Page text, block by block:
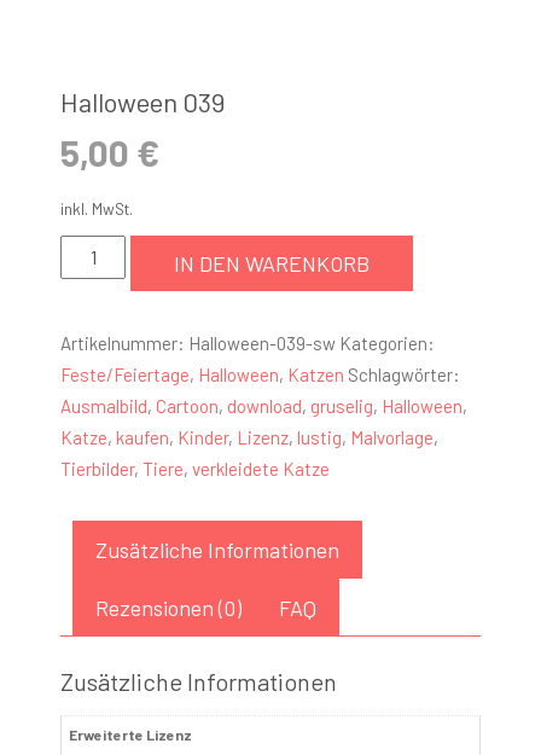
Halloween 039
5,00 €
inkl. MwSt.
IN DEN WARENKORB
Artikelnummer: Halloween-039-sw Kategorien:
Feste/Feiertage, Halloween, Katzen Schlagwörter:
Ausmalbild, Cartoon, download, gruselig, Halloween,
Katze, kaufen, Kinder, Lizenz, lustig, Malvorlage,
Tierbilder, Tiere, verkleidete Katze
Zusätzliche Informationen
Rezensionen (0) FAQ
Zusätzliche Informationen
Erweiterte Lizenz